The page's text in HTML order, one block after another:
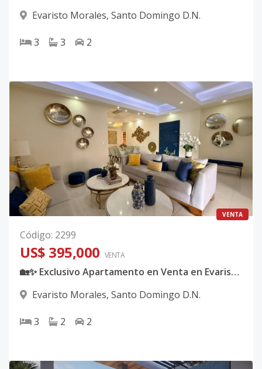
Evaristo Morales, Santo Domingo D.N.
3 3 2
VENTA
Código: 2299
US$ 395,000 VENTA
🏡✨ Exclusivo Apartamento en Venta en Evaristo Morales ✨🏡
Evaristo Morales, Santo Domingo D.N.
3 2 2